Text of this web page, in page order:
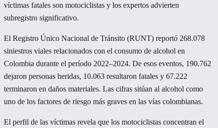
víctimas fatales son motociclistas y los expertos advierten
subregistro significativo.
El Registro Único Nacional de Tránsito (RUNT) reportó 268.078
siniestros viales relacionados con el consumo de alcohol en
Colombia durante el período 2022–2024. De esos eventos, 190.762
dejaron personas heridas, 10.063 resultaron fatales y 67.222
terminaron en daños materiales. Las cifras sitúan al alcohol como
uno de los factores de riesgo más graves en las vías colombianas.
El perfil de las víctimas revela que los motociclistas concentran el